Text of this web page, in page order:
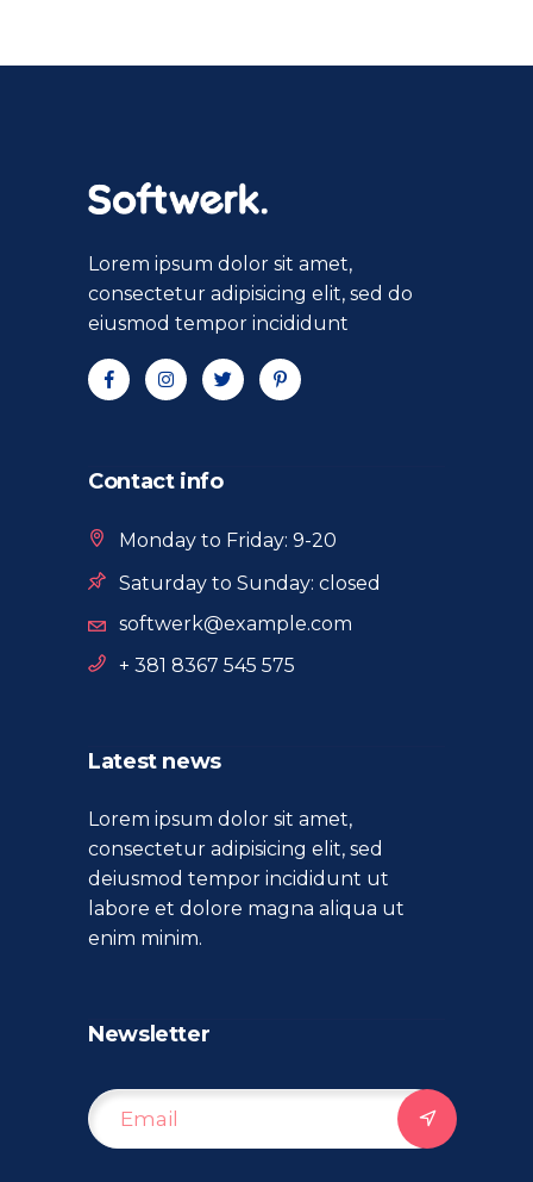
Lorem ipsum dolor sit amet,
consectetur adipisicing elit, sed do
eiusmod tempor incididunt
Contact info
Monday to Friday: 9-20
Saturday to Sunday: closed
softwerk@example.com
+ 381 8367 545 575
Latest news
Lorem ipsum dolor sit amet,
consectetur adipisicing elit, sed
deiusmod tempor incididunt ut
labore et dolore magna aliqua ut
enim minim.
Newsletter